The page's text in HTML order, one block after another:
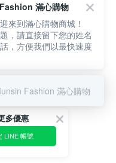
多優惠
LINE 帳號
滿心購物
來到滿心購物商城！
，請直接留下您的姓名
，方便我們以最快速度
Fashion 滿心購物